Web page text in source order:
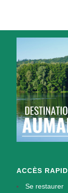
ACCÈS
Se restaurer